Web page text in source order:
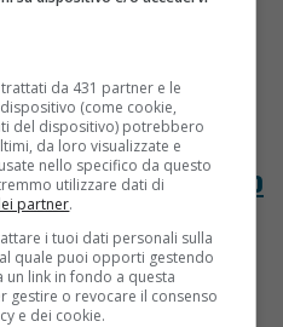
il fuoco scende
arrivare fino
da 431 partner e le
(come cookie,
del dispositivo) potrebbero
da loro visualizzate e
nello specifico da questo
utilizzare dati di
partner.
i tuoi dati personali sulla
quale puoi opporti gestendo
link in fondo a questa
gestire o revocare il consenso
e dei cookie.